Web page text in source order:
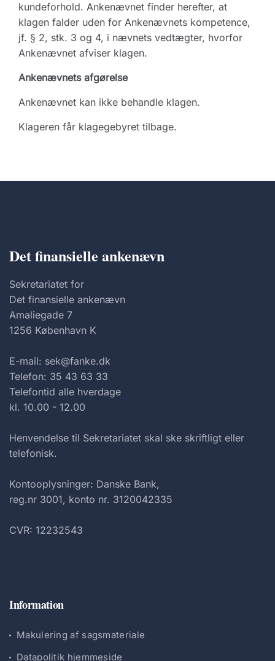
kundeforhold. Ankenævnet finder herefter, at
klagen falder uden for Ankenævnets kompetence,
jf. § 2, stk. 3 og 4, i nævnets vedtægter, hvorfor
Ankenævnet afviser klagen.
Ankenævnets afgørelse
Ankenævnet kan ikke behandle klagen.
Klageren får klagegebyret tilbage.
Det finansielle ankenævn
Sekretariatet for
Det finansielle ankenævn
Amaliegade 7
1256 København K
E-mail: sek@fanke.dk
Telefon: 35 43 63 33
Telefontid alle hverdage
kl. 10.00 - 12.00
Henvendelse til Sekretariatet skal ske skriftligt eller
telefonisk.
Kontooplysninger: Danske Bank,
reg.nr 3001, konto nr. 3120042335
CVR: 12232543
Information
Makulering af sagsmateriale
Datapolitik hjemmeside